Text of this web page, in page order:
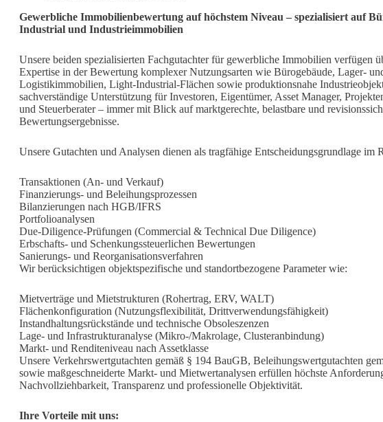
Gewerbliche Immobilienbewertung auf höchstem Niveau – spezialisiert auf
Industrial und Industrieimmobilien
Unsere beiden spezialisierten Fachgutachter für gewerbliche Immobilien verfügen
Expertise in der Bewertung komplexer Nutzungsarten wie Bürogebäude, Lager-
Logistikimmobilien, Light-Industrial-Flächen sowie produktionsnahe
sachverständige Unterstützung für Investoren, Eigentümer, Asset Manager,
und Steuerberater – immer mit Blick auf marktgerechte, belastbare und
Bewertungsergebnisse.
Unsere Gutachten und Analysen dienen als tragfähige Entscheidungsgrundlage im
Transaktionen (An- und Verkauf)
Finanzierungs- und Beleihungsprozessen
Bilanzierungen nach HGB/IFRS
Portfolioanalysen
Due-Diligence-Prüfungen (Commercial & Technical Due Diligence)
Erbschafts- und Schenkungssteuerlichen Bewertungen
Sanierungs- und Reorganisationsverfahren
Wir berücksichtigen objektspezifische und standortbezogene Parameter wie:
Mietverträge und Mietstrukturen (Rohertrag, ERV, WALT)
Flächenkonfiguration (Nutzungsflexibilität, Drittverwendungsfähigkeit)
Instandhaltungsrückstände und technische Obsoleszenzen
Lage- und Infrastrukturanalyse (Mikro-/Makrolage, Clusteranbindung)
Markt- und Renditeniveau nach Assetklasse
Unsere Verkehrswertgutachten gemäß § 194 BauGB, Beleihungswertgutachten
sowie maßgeschneiderte Markt- und Mietwertanalysen erfüllen höchste
Nachvollziehbarkeit, Transparenz und professionelle Objektivität.
Ihre Vorteile mit uns: